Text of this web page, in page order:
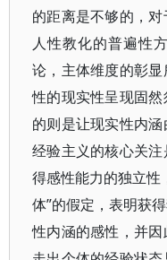
的距离是不够的，
人性教化的普遍性
论，主体维度的彰
性的现实性呈现固
的则是让现实性内
经验主义的核心关
得感性能力的独立性
体”的假定，表明获
性内涵的感性，并因